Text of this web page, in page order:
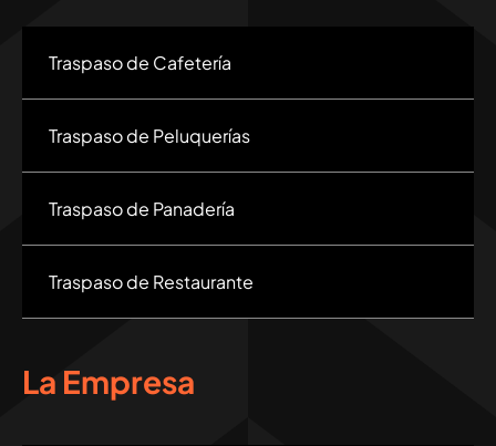
Traspaso de Cafetería
Traspaso de Peluquerías
Traspaso de Panadería
Traspaso de Restaurante
La Empresa